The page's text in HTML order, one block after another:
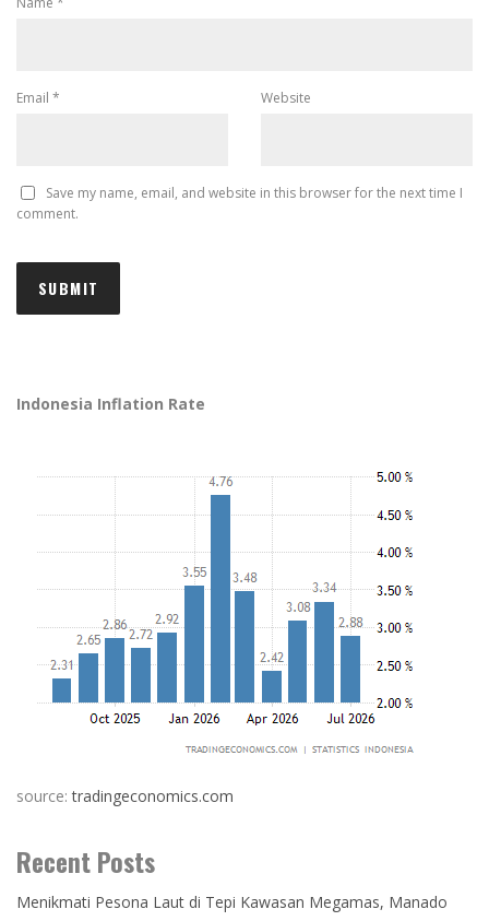
Email * Website
Save my name, email, and website in this browser for the next time I
comment.
Indonesia Inflation Rate
source:tradingeconomics.com
Recent Posts
Menikmati Pesona Laut di Tepi Kawasan Megamas, Manado